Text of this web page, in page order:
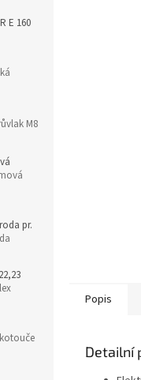
E 160
M8
pr.
Popis
Detailní